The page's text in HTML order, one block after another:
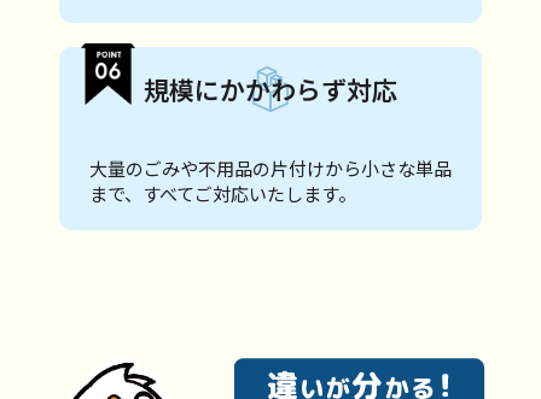
規模にかかわらず対応
大量のごみや不用品の片付けから小さな単品
まで、すべてご対応いたします。